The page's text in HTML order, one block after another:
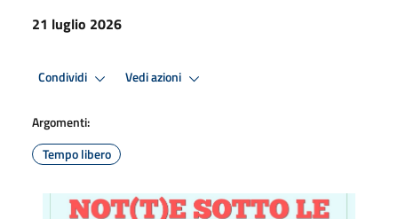
21 luglio 2026
Condividi Vedi azioni
Argomenti:
Tempo libero